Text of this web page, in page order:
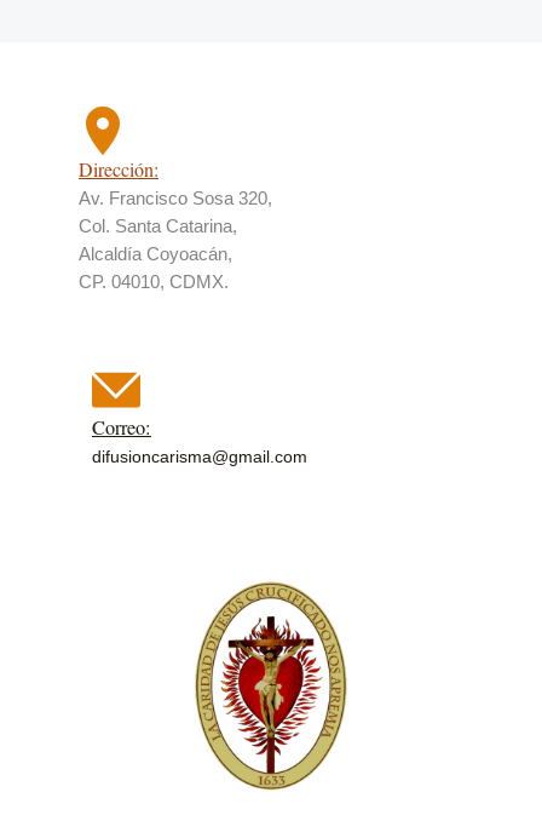
Dirección:
Av. Francisco Sosa 320,
Col. Santa Catarina,
Alcaldía Coyoacán,
CP. 04010, CDMX.
Correo:
difusioncarisma@gmail.com